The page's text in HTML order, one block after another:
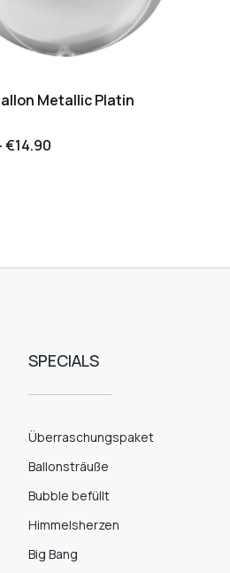
Metallic Platin
€14.90
SPECIALS
Überraschungspaket
Ballonsträuße
Bubble befüllt
Himmelsherzen
Big Bang